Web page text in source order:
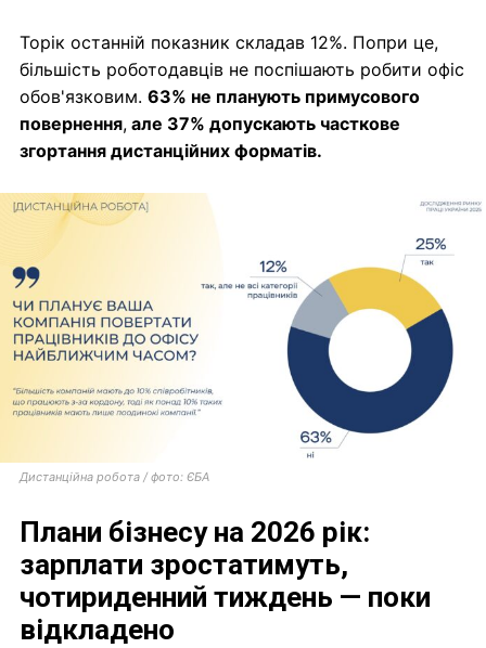
Торік останній показник складав 12%. Попри це,
більшість роботодавців не поспішають робити офіс
обов'язковим. 63% не планують примусового
повернення, але 37% допускають часткове
згортання дистанційних форматів.
Дистанційна робота / фото: ЄБА
Плани бізнесу на 2026 рік:
зарплати зростатимуть,
чотириденний тиждень — поки
відкладено